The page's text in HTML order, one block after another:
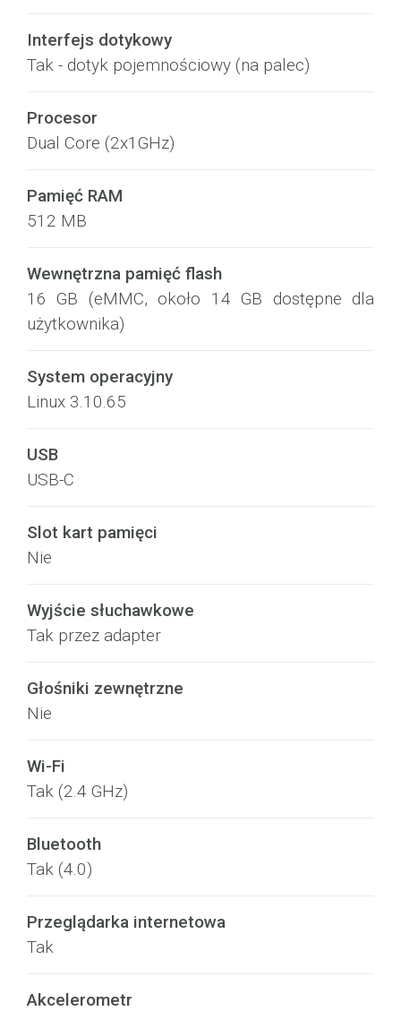
Interfejs dotykowy
Tak - dotyk pojemnościowy (na palec)
Procesor
Dual Core (2x1GHz)
Pamięć RAM
512 MB
Wewnętrzna pamięć flash
16 GB (eMMC, około 14 GB dostępne dla
użytkownika)
System operacyjny
Linux 3.10.65
USB
USB-C
Slot kart pamięci
Nie
Wyjście słuchawkowe
Tak przez adapter
Głośniki zewnętrzne
Nie
Wi-Fi
Tak (2.4 GHz)
Bluetooth
Tak (4.0)
Przeglądarka internetowa
Tak
Akcelerometr